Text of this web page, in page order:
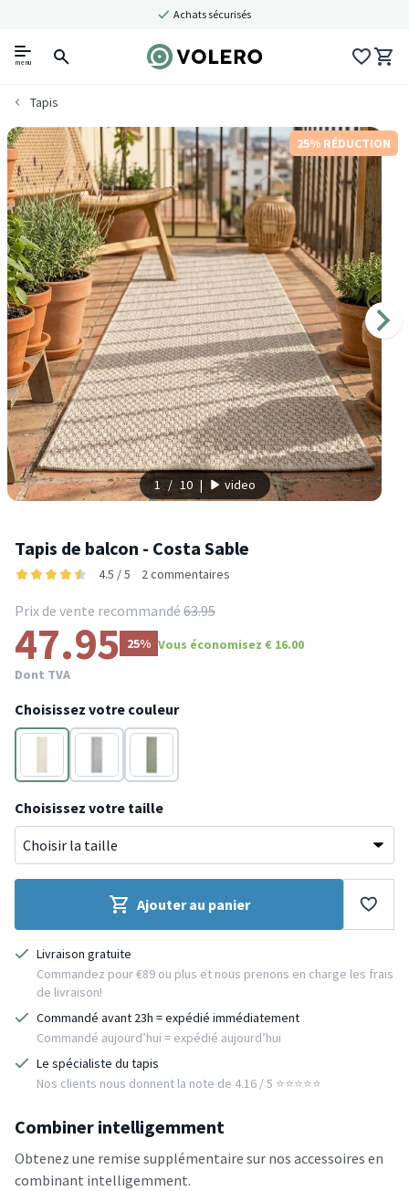
Achats sécurisés
menu
Tapis
25% RÉDUCTION
1 / 10 | video
Tapis de balcon - Costa Sable
4.5 / 5 2 commentaires
Prix de vente recommandé 63.95
47.95 25% Vous économisez € 16.00
Dont TVA
Choisissez votre couleur
Crème Gris
Vert
Choisissez votre taille
Ajouter au panier
Livraison gratuite
Commandez pour €89 ou plus et nous prenons en charge les frais
de livraison!
Commandé avant 23h = expédié immédiatement
Commandé aujourd’hui = expédié aujourd’hui
Le spécialiste du tapis
Nos clients nous donnent la note de 4.16 / 5 ⭐️⭐️⭐️⭐️⭐️
Combiner intelligemment
Obtenez une remise supplémentaire sur nos accessoires en
combinant intelligemment.